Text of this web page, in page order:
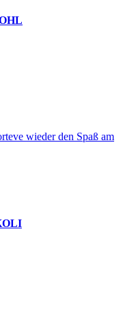
wieder den Spaß am